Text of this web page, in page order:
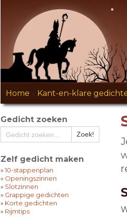
Home Kant-en-klare
Gedicht zoeken
Zelf gedicht maken
»10-stappenplan
» Openingszinnen
» Slotzinnen
» Grappige gedichten
» Korte gedichten
» Rijmtips